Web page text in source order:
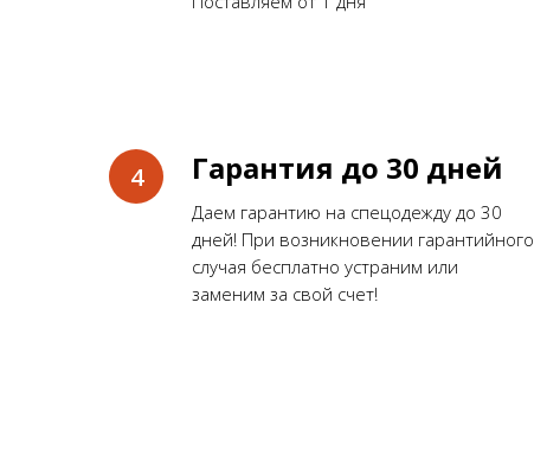
Гарантия до 30 дней
Даем гарантию на спецодежду до 30
дней! При возникновении гарантийного
случая бесплатно устраним или
заменим за свой счет!